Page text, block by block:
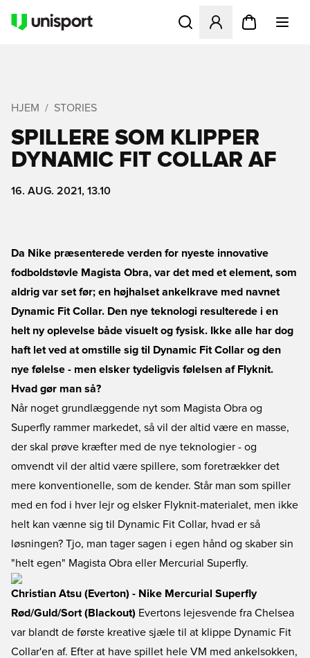
Åbner en Modal til at
HJEM STORIES
SPILLERE SOM KLIPPER
DYNAMIC FIT COLLAR AF
16. AUG. 2021, 13.10
Da Nike præsenterede verden for nyeste innovative
fodboldstøvle Magista Obra, var det med et element, som
aldrig var set før; en højhalset ankelkrave med navnet
Dynamic Fit Collar. Den nye teknologi resulterede i en
helt ny oplevelse både visuelt og fysisk. Ikke alle har dog
haft let ved at omstille sig til Dynamic Fit Collar og den
nye følelse - men elsker tydeligvis følelsen af Flyknit.
Hvad gør man så?
Når noget grundlæggende nyt som Magista Obra og
Superfly rammer markedet, så vil der altid være en masse,
der skal prøve kræfter med de nye teknologier - og
omvendt vil der altid være spillere, som foretrækker det
mere konventionelle, som de kender. Står man som spiller
med en fod i hver lejr og elsker Flyknit-materialet, men ikke
helt kan vænne sig til Dynamic Fit Collar, hvad er så
løsningen? Tjo, man tager sagen i egen hånd og skaber sin
"helt egen" Magista Obra eller Mercurial Superfly.
Christian Atsu (Everton) - Nike Mercurial Superfly
Rød/Guld/Sort (Blackout) Evertons lejesvende fra Chelsea
var blandt de første kreative sjæle til at klippe Dynamic Fit
Collar'en af. Efter at have spillet hele VM med ankelsokken,